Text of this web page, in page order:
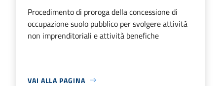
Procedimento di proroga della concessione di
occupazione suolo pubblico per svolgere attività
non imprenditoriali e attività benefiche
VAI ALLA PAGINA